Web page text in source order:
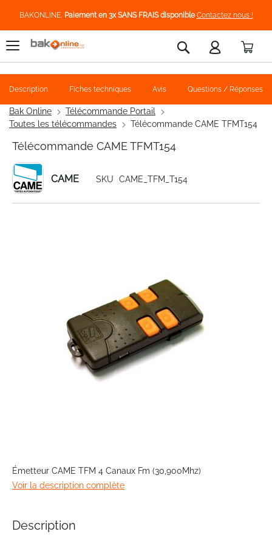
BAKONLINE, Paiement en 3x SANS FRAIS disponible Contactez nous !
Rechercher
Bak Online
Télécommande Portail
Toutes les télécommandes
Télécommande CAME TFMT154
Télécommande CAME TFMT154
CAME SKU CAME_TFM_T154
to
the
beginning
images
Émetteur CAME TFM 4 Canaux Fm (30,900Mhz)
Voir la description complète
Description Fiches techniques Avis Questions / Réponses
Description